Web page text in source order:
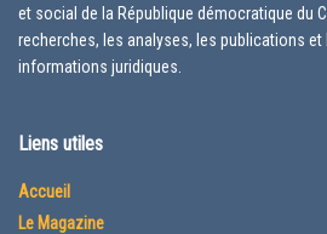
et social de la République démocratique du
recherches, les analyses, les publications
informations juridiques.
Liens utiles
Accueil
Le Magazine